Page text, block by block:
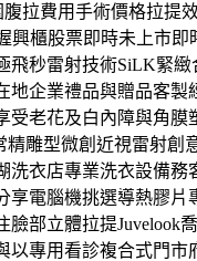
拉費用手術價格拉提
櫃股票即時未上市即
飛秒雷射技術SiLK緊
地企業禮品與贈品客製
受老花及白內障與角膜
雕型微創近視雷射創
洗衣店專業洗衣設備務
享電腦機挑選導熱膠片
部立體拉提Juvelook
以專用看診複合式門市